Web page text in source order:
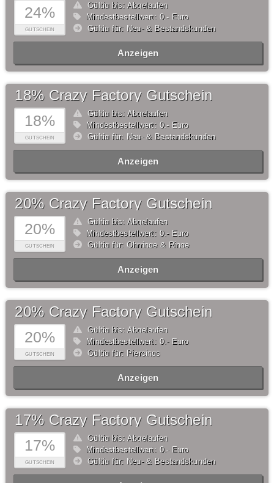
24%
GUTSCHEIN
Gültig bis: Abgelaufen
Mindestbestellwert: 0,- Euro
Gültig für: Neu- & Bestandskunden
Anzeigen
18%
GUTSCHEIN
18% Crazy Factory Gutschein
Gültig bis: Abgelaufen
Mindestbestellwert: 0,- Euro
Gültig für: Neu- & Bestandskunden
Anzeigen
20%
GUTSCHEIN
20% Crazy Factory Gutschein
Gültig bis: Abgelaufen
Mindestbestellwert: 0,- Euro
Gültig für: Ohrringe & Ringe
Anzeigen
20%
GUTSCHEIN
20% Crazy Factory Gutschein
Gültig bis: Abgelaufen
Mindestbestellwert: 0,- Euro
Gültig für: Piercings
Anzeigen
17%
GUTSCHEIN
17% Crazy Factory Gutschein
Gültig bis: Abgelaufen
Mindestbestellwert: 0,- Euro
Gültig für: Neu- & Bestandskunden